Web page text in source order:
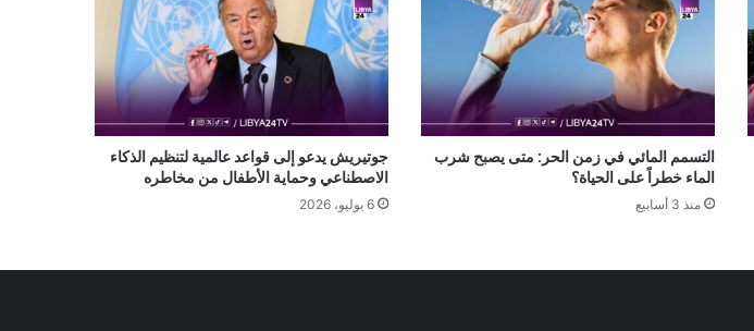
التسمم المائي في زمن الحر: متى يصبح شرب
الماء خطراً على الحياة؟
منذ 3 أسابيع
جوتيريش يدعو إلى قواعد عالمية لتنظيم الذكاء
الاصطناعي وحماية الأطفال من مخاطره
6 يوليو، 2026